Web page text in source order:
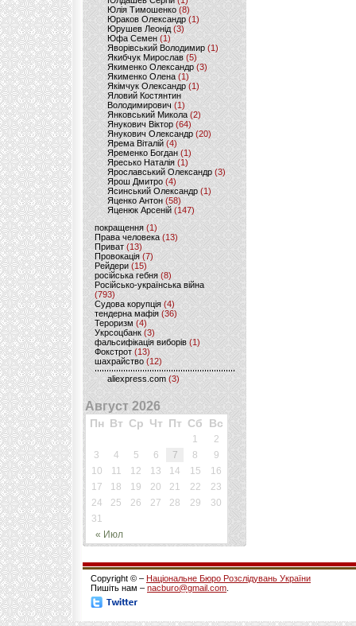
Юлія Тимошенко (8)
Юраков Олександр (1)
Юрушев Леонід (3)
Юфа Семен (1)
Яворівський Володимир (1)
Якибчук Мирослав (5)
Якименко Олександр (3)
Якименко Олена(1)
Якімчук Олександр (1)
Яловий Костянтин
Володимирович (1)
Янковський Микола(2)
Янукович Віктор (64)
Янукович Олександр(20)
Ярема Віталій(4)
Яременко Богдан(1)
Яресько Наталія(1)
Ярославський Олександр (3)
Ярош Дмитро (4)
Ясинський Олександр (1)
Яценко Антон(58)
Яценюк Арсеній (147)
покращення (1)
Права человека(13)
Приват (13)
Провокація (7)
Рейдери (15)
російська гебня (8)
Російсько-українська війна
(793)
Судова корупція (4)
тендерна мафія (36)
Тероризм (4)
Укрсоцбанк (3)
фальсифікація виборів (1)
Фокстрот(13)
шахрайство (12)
aliexpress.com (3)
Август 2026
Пн Вт Ср Чт Пт Сб Вс
« Июл
1
2
3
4 5 6 7 8
9
10
11 12 13 14 15
16
17
18 19 20 21 22
23
24
25 26 27 28 29
30
31
Copyright © – Національне Бюро Розслідувань України
Пишіть нам – nacburo@gmail.com